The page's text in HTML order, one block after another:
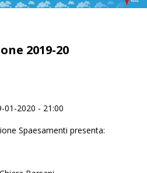
2019-20
01-2020 - 21:00
Spaesamenti presenta: